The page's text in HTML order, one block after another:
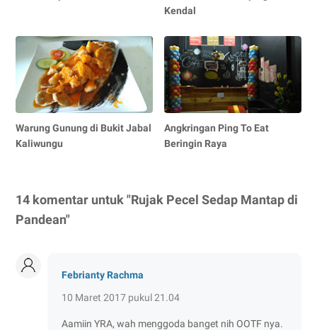
Kendal
Warung Gunung di Bukit Jabal
Kaliwungu
Angkringan Ping To Eat
Beringin Raya
14 komentar untuk "Rujak Pecel Sedap Mantap di
Pandean"
Febrianty Rachma
10 Maret 2017 pukul 21.04
Aamiin YRA, wah menggoda banget nih OOTF nya.